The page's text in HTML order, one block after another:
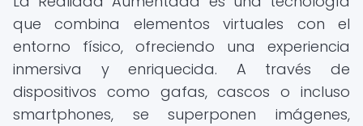
que combina elementos virtuales con el
entorno físico, ofreciendo una experiencia
inmersiva y enriquecida. A través de
dispositivos como gafas, cascos o incluso
smartphones, se superponen imágenes,